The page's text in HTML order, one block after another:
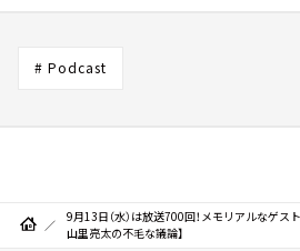
# Podcast
9月13日（水）は放送700回！メモリアルなゲス
山里亮太の不毛な議論】